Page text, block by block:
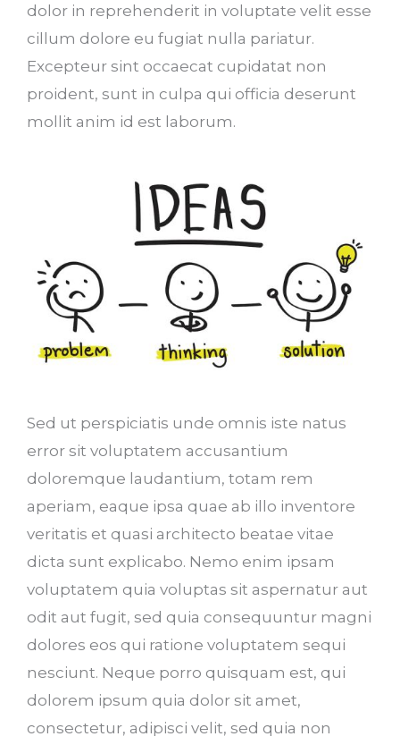
dolor in reprehenderit in voluptate velit esse
cillum dolore eu fugiat nulla pariatur.
Excepteur sint occaecat cupidatat non
proident, sunt in culpa qui officia deserunt
mollit anim id est laborum.
Sed ut perspiciatis unde omnis iste natus
error sit voluptatem accusantium
doloremque laudantium, totam rem
aperiam, eaque ipsa quae ab illo inventore
veritatis et quasi architecto beatae vitae
dicta sunt explicabo. Nemo enim ipsam
voluptatem quia voluptas sit aspernatur aut
odit aut fugit, sed quia consequuntur magni
dolores eos qui ratione voluptatem sequi
nesciunt. Neque porro quisquam est, qui
dolorem ipsum quia dolor sit amet,
consectetur, adipisci velit, sed quia non